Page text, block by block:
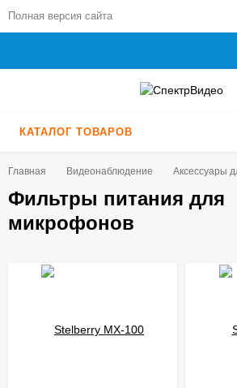
Полная версия сайта
КАТАЛОГ ТОВАРОВ
Главная Видеонаблюдение Аксессуары
Фильтры питания для
микрофонов